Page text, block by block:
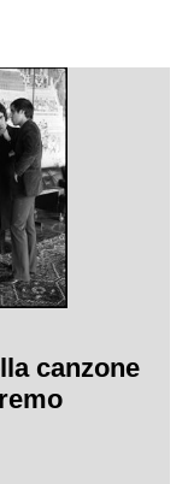
canzone